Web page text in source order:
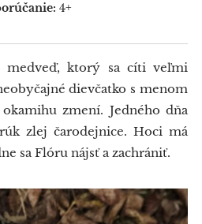
4+
medveď, ktorý sa cíti veľmi
dievčatko s menom
zmení. Jedného dňa
zlej čarodejnice. Hoci má
sa Flóru nájsť a zachrániť.